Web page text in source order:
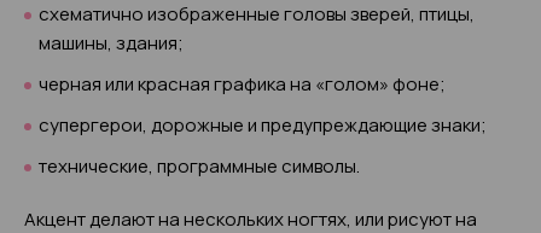
схематично изображенные головы зверей, птицы,
машины, здания;
черная или красная графика на «голом» фоне;
супергерои, дорожные и предупреждающие знаки;
технические, программные символы.
Акцент делают на нескольких ногтях, или рисуют на